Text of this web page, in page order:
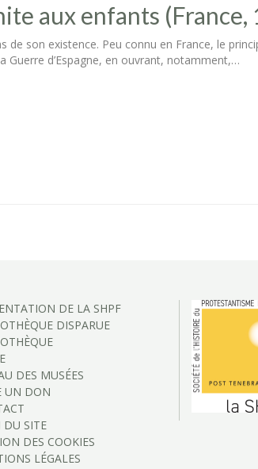
aux enfants (France,
son existence. Peu connu en France, le
d’Espagne, en ouvrant, notamment,…
DE LA SHPF
DISPARUE
DES MUSÉES
UN DON
DU SITE
DES COOKIES
LÉGALES